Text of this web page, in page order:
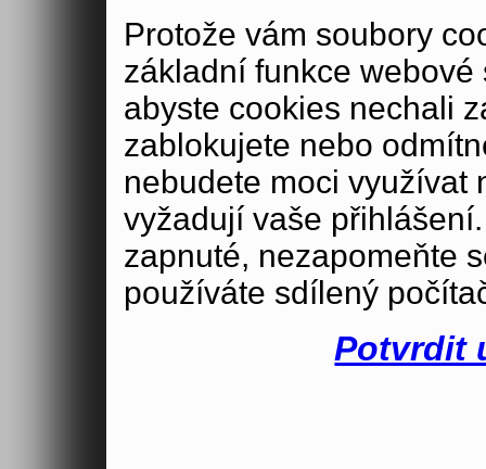
Protože vám soubory
základní funkce
abyste cookies nechali
zablokujete nebo
nebudete moci využívat
vyžadují vaše
zapnuté, nezapomeňte
používáte sdílený
Potvrdit